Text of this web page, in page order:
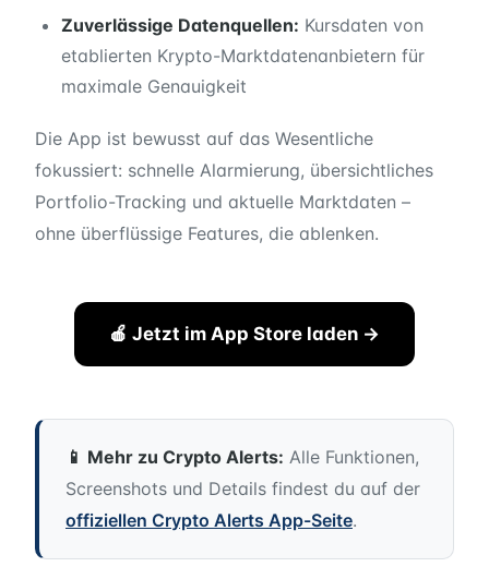
Zuverlässige Datenquellen: Kursdaten von
etablierten Krypto-Marktdatenanbietern für
maximale Genauigkeit
Die App ist bewusst auf das Wesentliche
fokussiert: schnelle Alarmierung, übersichtliches
Portfolio-Tracking und aktuelle Marktdaten –
ohne überflüssige Features, die ablenken.
🍎 Jetzt im App Store laden →
📱 Mehr zu Crypto Alerts: Alle Funktionen,
Screenshots und Details findest du auf der
offiziellen Crypto Alerts App-Seite.